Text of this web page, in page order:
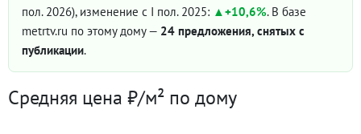
пол. 2026), изменение с I пол. 2025: +10,6%. В базе
metrtv.ru по этому дому — 24 предложения, снятых с
публикации.
Средняя цена ₽/м² по дому